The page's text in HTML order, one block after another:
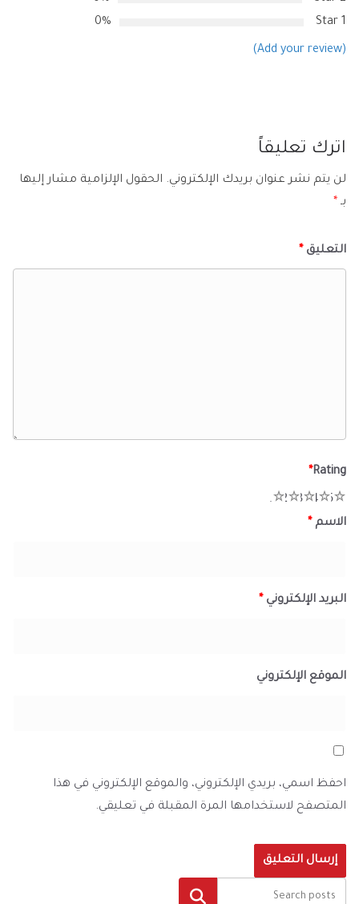
1 Star
0%
(Add your review)
اترك تعليقاً
لن يتم نشر عنوان بريدك الإلكتروني. الحقول الإلزامية مشار إليها
بـ *
التعليق*
Rating
*
5
4
3
2
الاسم*
البريد الإلكتروني*
الموقع الإلكتروني
احفظ اسمي، بريدي الإلكتروني، والموقع الإلكتروني في هذا
المتصفح لاستخدامها المرة المقبلة في تعليقي.
البحث